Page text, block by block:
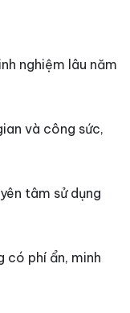
nghiệm lâu năm
và công sức,
tâm sử dụng
có phí ẩn, minh